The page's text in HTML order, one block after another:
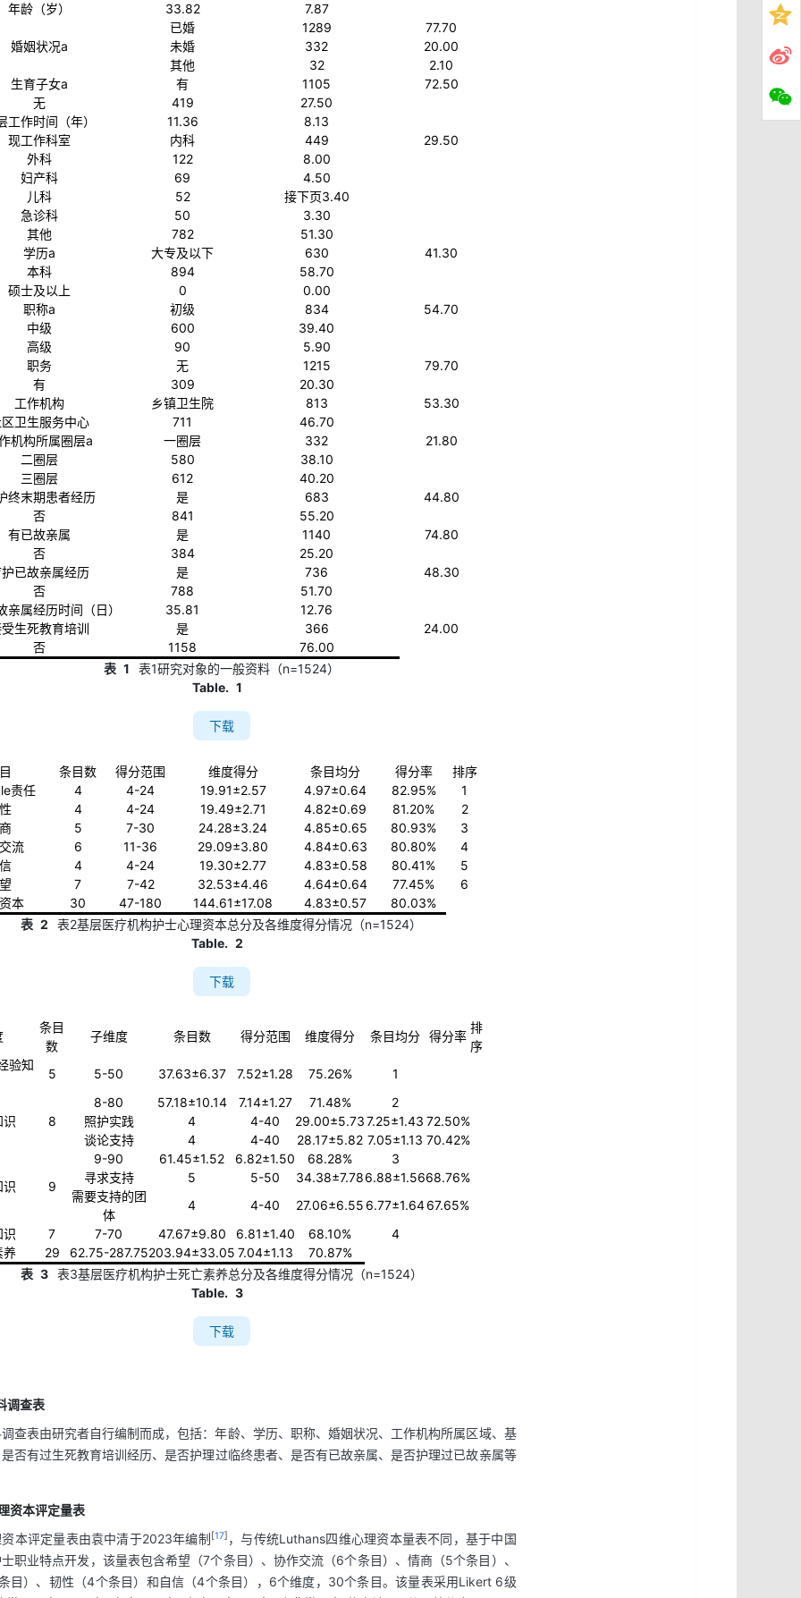
年龄（岁）
33.82 7.87
婚姻状况a
已婚 1289
77.70
未婚
332
20.00
其他
32
2.10
生育子女a
有 1105
72.50
无
419
27.50
工作时间（年）
11.36
8.13
现工作科室
内科 449
29.50
外科
122
8.00
妇产科
69
4.50
儿科
52
接下页3.40
急诊科
50
3.30
其他
782
51.30
学历a
大专及以下 630
41.30
本科
894
58.70
硕士及以上
0
0.00
职称a
初级 834
54.70
中级
600
39.40
高级
90
5.90
职务
无 1215
79.70
有
309
20.30
工作机构
乡镇卫生院 813
53.30
卫生服务中心
711
46.70
机构所属圈层a
一圈层 332
21.80
二圈层
580
38.10
三圈层
612
40.20
终末期患者经历
是 683
44.80
否
841
55.20
有已故亲属
是 1140
74.80
否
384
25.20
已故亲属经历
是 736
48.30
否
788
51.70
亲属经历时间（日）
35.81
12.76
生死教育培训
是 366
24.00
否
1158
76.00
表 1
表1研究对象的一般资料（n=1524）
Table. 1
下载
条目数 得分范围 维度得分 条目均分 得分率
排序
责任
4 4-24 19.91±2.57 4.97±0.64 82.95%
1
4 4-24 19.49±2.71 4.82±0.69 81.20%
2
5 7-30 24.28±3.24 4.85±0.65 80.93%
3
流
6 11-36 29.09±3.80 4.84±0.63 80.80%
4
4 4-24 19.30±2.77 4.83±0.58 80.41%
5
7 7-42 32.53±4.46 4.64±0.64 77.45%
6
本
30 47-180 144.61±17.08 4.83±0.57
80.03%
表 2
表2基层医疗机构护士心理资本总分及各维度得分情况（n=1524）
Table. 2
下载
条目
数
子维度 条目数 得分范围 维度得分 条目均分 得分率
排
序
验知
5 5-50 37.63±6.37 7.52±1.28 75.26% 1
识 8
8-80 57.18±10.14 7.14±1.27 71.48%
2
照护实践
4 4-40 29.00±5.73 7.25±1.43 72.50%
谈论支持
4 4-40 28.17±5.82 7.05±1.13 70.42%
识 9
9-90 61.45±1.52 6.82±1.50 68.28%
3
寻求支持
5 5-50 34.38±7.786.88±1.5668.76%
需要支持的团
体
4 4-40 27.06±6.55 6.77±1.6467.65%
识
7 7-70 47.67±9.80 6.81±1.40 68.10%
4
养
29 62.75-287.75203.94±33.05 7.04±1.13
70.87%
表 3
表3基层医疗机构护士死亡素养总分及各维度得分情况（n=1524）
Table. 3
下载
调查表
查表由研究者自行编制而成，包括：年龄、学历、职称、婚姻状况、工作机构所属区域、基
否有过生死教育培训经历、是否护理过临终患者、是否有已故亲属、是否护理过已故亲属等
资本评定量表
本评定量表由袁中清于2023年编制[17] ，与传统Luthans四维心理资本量表不同，基于中国
职业特点开发，该量表包含希望（7个条目）、协作交流（6个条目）、情商（5个条目）、
目）、韧性（4个条目）和自信（4个条目），6个维度，30个条目。该量表采用Likert 6级